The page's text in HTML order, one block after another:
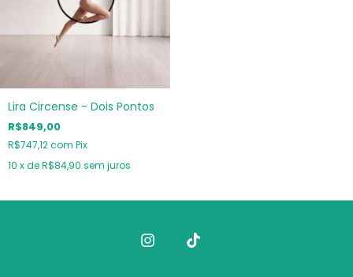
Lira Circense - Dois Pontos
R$849,00
R$747,12com Pix
10 x deR$84,90 sem juros